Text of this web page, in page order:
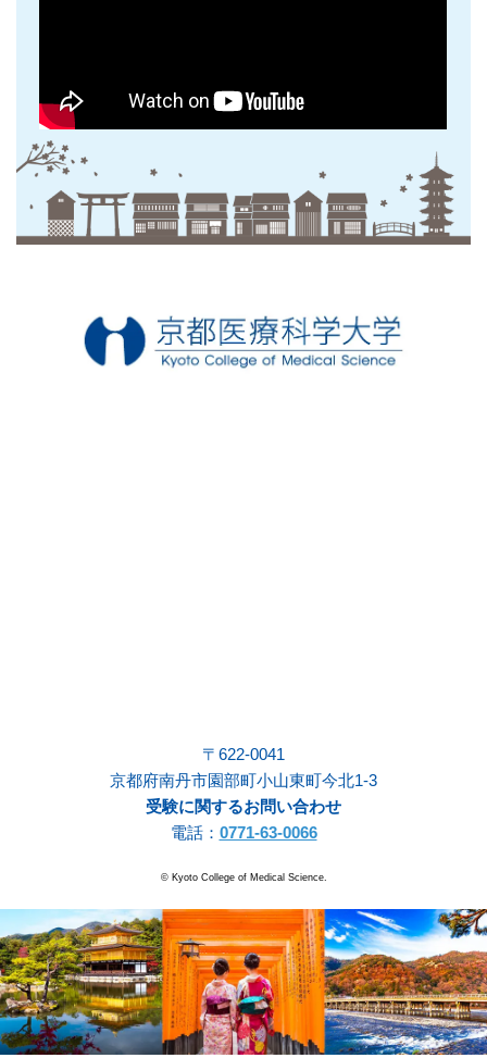
〒622-0041
京都府南丹市園部町小山東町今北1-3
受験に関するお問い合わせ
電話： 0771-63-0066
© Kyoto College of Medical Science.